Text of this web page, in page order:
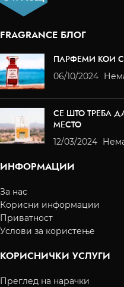
FRAGRANCE БЛОГ
ПАРФЕМИ КОИ
06/10/2024
СЕ ШТО ТРЕБА
МЕСТО
12/03/2024
ИНФОРМАЦИИ
За нас
Корисни информации
Приватност
Услови за користење
КОРИСНИЧКИ УСЛУГИ
Преглед на нарачки